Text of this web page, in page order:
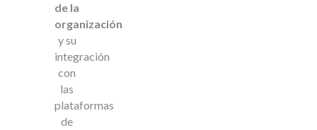
de la
organización
y su
integración
con
las
plataformas
de